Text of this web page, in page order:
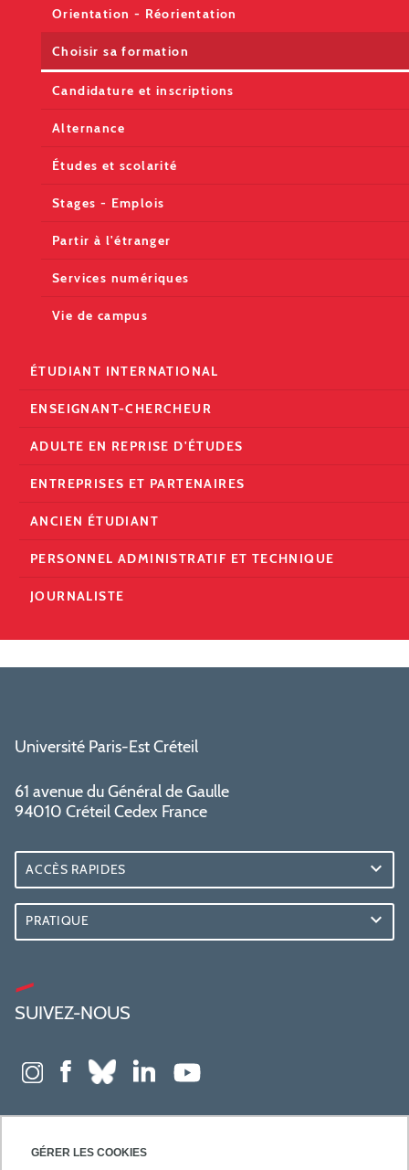
GÉRER LES COOKIES
Orientation - Réorientation
Choisir sa formation
Candidature et inscriptions
Alternance
Études et scolarité
Stages - Emplois
Partir à l'étranger
Services numériques
Vie de campus
ÉTUDIANT INTERNATIONAL
ENSEIGNANT-CHERCHEUR
ADULTE EN REPRISE D'ÉTUDES
ENTREPRISES ET PARTENAIRES
ANCIEN ÉTUDIANT
PERSONNEL ADMINISTRATIF ET TECHNIQUE
JOURNALISTE
Université Paris-Est Créteil
61 avenue du Général de Gaulle
94010 Créteil Cedex France
ACCÈS RAPIDES
PRATIQUE
SUIVEZ-NOUS